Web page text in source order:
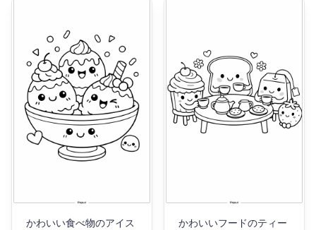
かわいい食べ物のアイス
かわいいフードのティー